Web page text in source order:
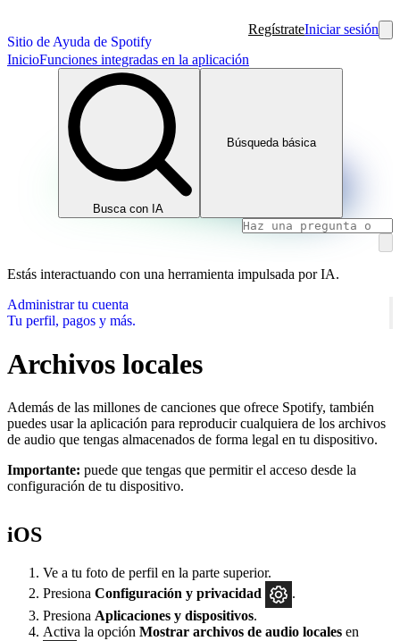
Sitio de Ayuda de Spotify
RegístrateIniciar sesión
InicioFunciones integradas en la aplicación
Busca con IA
Búsqueda básica
Estás interactuando con una herramienta impulsada por IA.
Administrar tu cuenta
Tu perfil, pagos y más.
Archivos locales
Además de las millones de canciones que ofrece Spotify, también
puedes usar la aplicación para reproducir cualquiera de los archivos
de audio que tengas almacenados de forma legal en tu dispositivo.
Importante: puede que tengas que permitir el acceso desde la
configuración de tu dispositivo.
iOS
Ve a tu foto de perfil en la parte superior.
Presiona Configuración y privacidad
.
Presiona Aplicaciones y dispositivos.
Activa la opción Mostrar archivos de audio locales en